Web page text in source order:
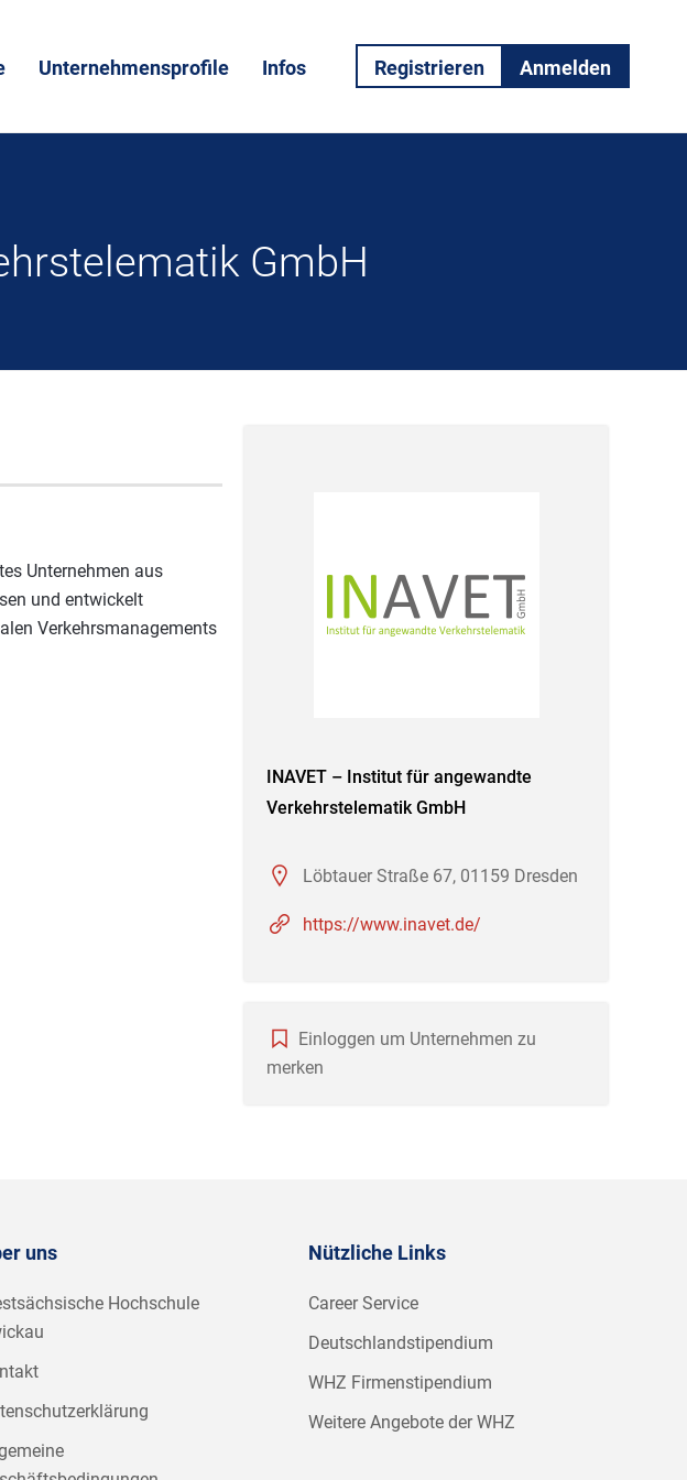
Unternehmensprofile Infos Registrieren Anmelden
GmbH
Unternehmen aus
und entwickelt
Verkehrsmanagements
INAVET – Institut für angewandte
Verkehrstelematik GmbH
Löbtauer Straße 67, 01159 Dresden
https://www.inavet.de/
Einloggen um Unternehmen zu
merken
uns
Hochschule
Nützliche Links
Career Service
Deutschlandstipendium
WHZ Firmenstipendium
Weitere Angebote der WHZ